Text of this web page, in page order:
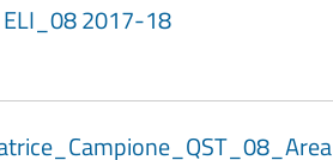
2017-18